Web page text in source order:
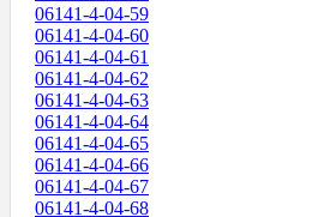
06141-4-04-59
06141-4-04-60
06141-4-04-61
06141-4-04-62
06141-4-04-63
06141-4-04-64
06141-4-04-65
06141-4-04-66
06141-4-04-67
06141-4-04-68